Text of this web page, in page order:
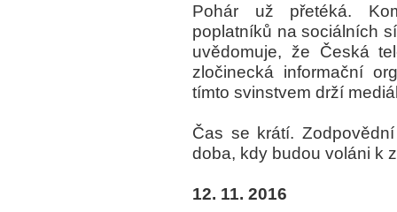
Pohár už přetéká.
poplatníků na sociálních
uvědomuje, že Česká
zločinecká informační
tímto svinstvem drží
Čas se krátí.
doba, kdy budou voláni k
12. 11. 2016